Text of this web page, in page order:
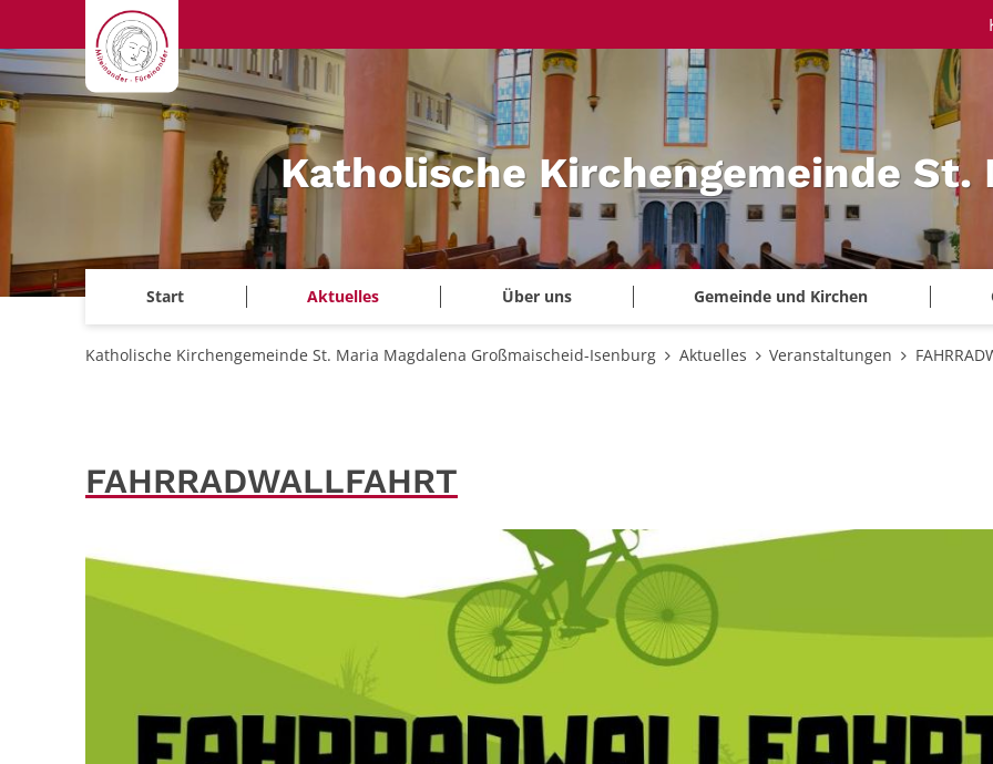
Zum Inhalt springen
Katholische Kirchengemeinde St.
Start Aktuelles Über uns Gemeinde und Kirchen
Katholische Kirchengemeinde St. Maria Magdalena Großmaischeid-Isenburg Aktuelles Veranstaltungen
FAHRRADWALLFAHRT